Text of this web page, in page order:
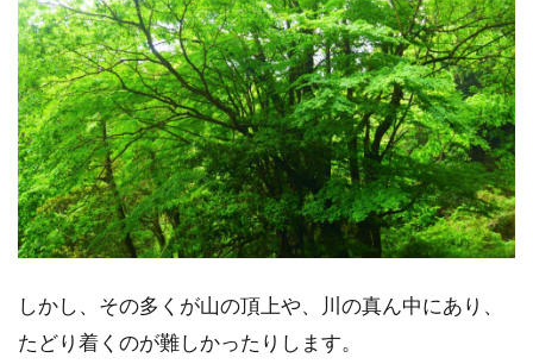
しかし、その多くが山の頂上や、川の真ん中にあり、
たどり着くのが難しかったりします。